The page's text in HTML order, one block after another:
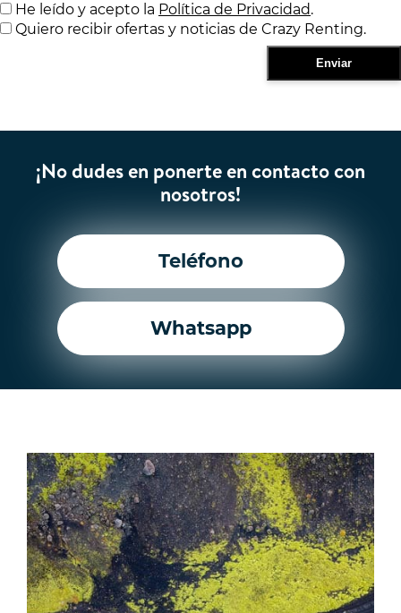
He leído y acepto la Política de Privacidad.
Quiero recibir ofertas y noticias de Crazy Renting.
¡No dudes en ponerte en contacto con
nosotros!
Teléfono
Whatsapp